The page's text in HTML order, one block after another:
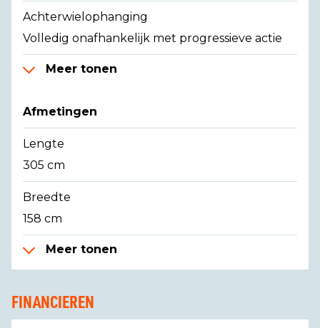
Achterwielophanging
Volledig onafhankelijk met progressieve actie
Meer tonen
Afmetingen
Lengte
305 cm
Breedte
158 cm
Meer tonen
FINANCIEREN